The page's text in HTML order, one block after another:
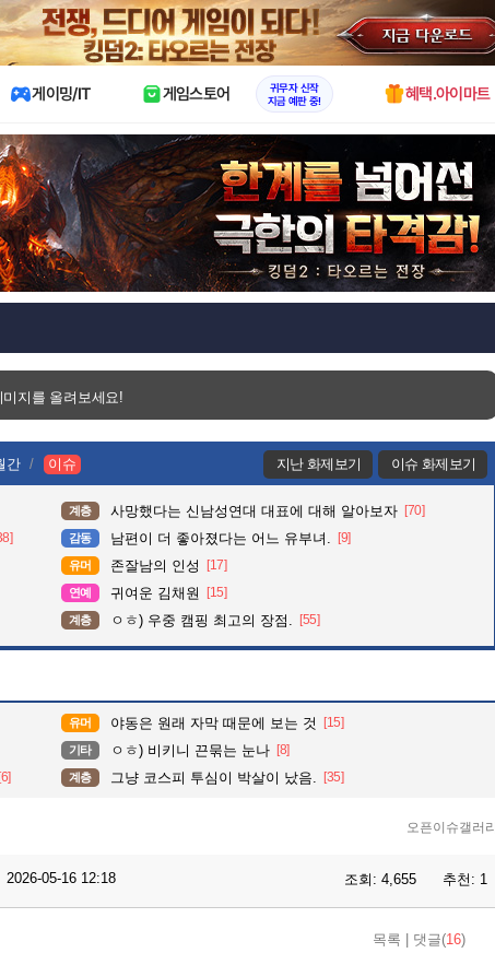
X
게이밍/IT 게임스토어
귀무자 신작
지금 예판 중!
혜택.아이마트
지를 올려보세요!
간 이슈 지난 화제보기 이슈 화제보기
계층 사망했다는 신남성연대 대표에 대해 알아보자 [70]
감동 남편이 더 좋아졌다는 어느 유부녀. [9]
유머 존잘남의 인성 [17]
연예 귀여운 김채원 [15]
계층 ㅇㅎ) 우중 캠핑 최고의 장점. [55]
유머 야동은 원래 자막 때문에 보는 것 [15]
기타 ㅇㅎ) 비키니 끈묶는 눈나 [8]
[6] 계층 그냥 코스피 투심이 박살이 났음. [35]
오픈이슈갤러리
2026-05-16 12:18 조회: 4,655 추천: 1
목록 댓글(16)